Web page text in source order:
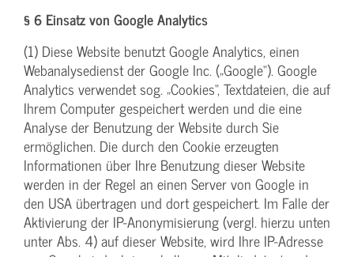
§ 6 Einsatz von Google Analytics
(1) Diese Website benutzt Google Analytics, einen
Webanalysedienst der Google Inc. („Google“). Google
Analytics verwendet sog. „Cookies“, Textdateien, die auf
Ihrem Computer gespeichert werden und die eine
Analyse der Benutzung der Website durch Sie
ermöglichen. Die durch den Cookie erzeugten
Informationen über Ihre Benutzung dieser Website
werden in der Regel an einen Server von Google in
den USA übertragen und dort gespeichert. Im Falle der
Aktivierung der IP-Anonymisierung (vergl. hierzu unten
unter Abs. 4) auf dieser Website, wird Ihre IP-Adresse